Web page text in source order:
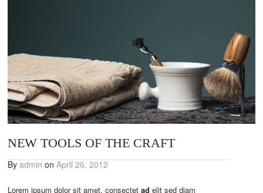
NEW TOOLS OF THE CRAFT
Byadmin onApril 26, 2012
Lorem ipsum dolor sit amet, consectetad elit sed diam